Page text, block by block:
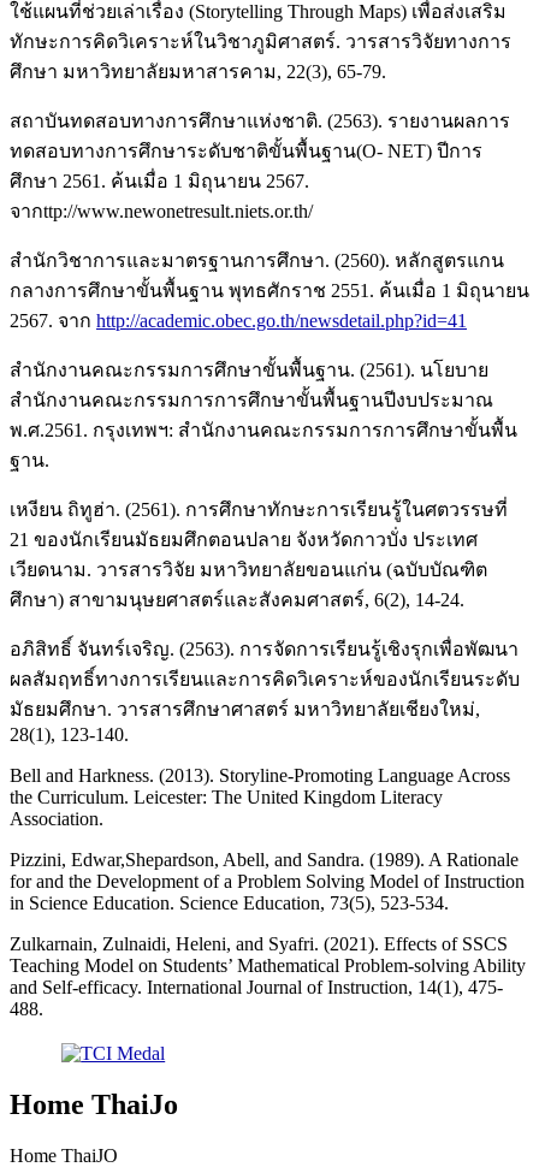
ใช้แผนที่ช่วยเล่าเรื่อง (Storytelling Through Maps) เพื่อส่งเสริม
ทักษะการคิดวิเคราะห์ในวิชาภูมิศาสตร์. วารสารวิจัยทางการ
ศึกษา มหาวิทยาลัยมหาสารคาม, 22(3), 65-79.
สถาบันทดสอบทางการศึกษาแห่งชาติ. (2563). รายงานผลการ
ทดสอบทางการศึกษาระดับชาติขั้นพื้นฐาน(O- NET) ปีการ
ศึกษา 2561. ค้นเมื่อ 1 มิถุนายน 2567.
จากttp://www.newonetresult.niets.or.th/
สำนักวิชาการและมาตรฐานการศึกษา. (2560). หลักสูตรแกน
กลางการศึกษาขั้นพื้นฐาน พุทธศักราช 2551. ค้นเมื่อ 1 มิถุนายน
2567. จาก http://academic.obec.go.th/newsdetail.php?id=41
สำนักงานคณะกรรมการศึกษาขั้นพื้นฐาน. (2561). นโยบาย
สำนักงานคณะกรรมการการศึกษาขั้นพื้นฐานปีงบประมาณ
พ.ศ.2561. กรุงเทพฯ: สำนักงานคณะกรรมการการศึกษาขั้นพื้น
ฐาน.
เหงียน ถิทูฮ่า. (2561). การศึกษาทักษะการเรียนรู้ในศตวรรษที่
21 ของนักเรียนมัธยมศึกตอนปลาย จังหวัดกาวบั่ง ประเทศ
เวียดนาม. วารสารวิจัย มหาวิทยาลัยขอนแก่น (ฉบับบัณฑิต
ศึกษา) สาขามนุษยศาสตร์และสังคมศาสตร์, 6(2), 14-24.
อภิสิทธิ์ จันทร์เจริญ. (2563). การจัดการเรียนรู้เชิงรุกเพื่อพัฒนา
ผลสัมฤทธิ์ทางการเรียนและการคิดวิเคราะห์ของนักเรียนระดับ
มัธยมศึกษา. วารสารศึกษาศาสตร์ มหาวิทยาลัยเชียงใหม่,
28(1), 123-140.
Bell and Harkness. (2013). Storyline-Promoting Language Across
the Curriculum. Leicester: The United Kingdom Literacy
Association.
Pizzini, Edwar,Shepardson, Abell, and Sandra. (1989). A Rationale
for and the Development of a Problem Solving Model of Instruction
in Science Education. Science Education, 73(5), 523-534.
Zulkarnain, Zulnaidi, Heleni, and Syafri. (2021). Effects of SSCS
Teaching Model on Students’ Mathematical Problem-solving Ability
and Self-efficacy. International Journal of Instruction, 14(1), 475-
488.
Home ThaiJo
Home ThaiJO